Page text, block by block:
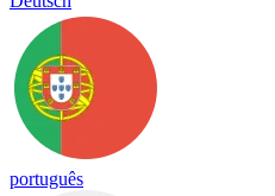
português